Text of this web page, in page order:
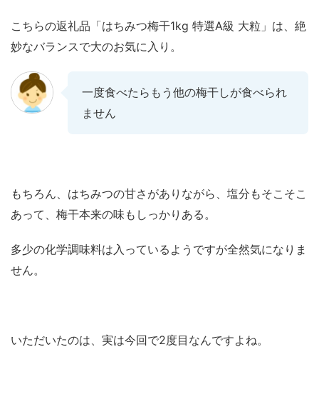
こちらの返礼品「はちみつ梅干1kg 特選A級 大粒」は、絶
妙なバランスで大のお気に入り。
一度食べたらもう他の梅干しが食べられ
ません
もちろん、はちみつの甘さがありながら、塩分もそこそこ
あって、梅干本来の味もしっかりある。
多少の化学調味料は入っているようですが全然気になりま
せん。
いただいたのは、実は今回で2度目なんですよね。